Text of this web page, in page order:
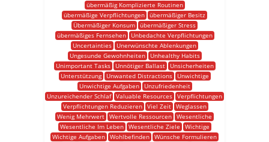
übermäßig Komplizierte Routinen
übermäßige Verpflichtungen übermäßiger Besitz
Übermäßiger Konsum übermäßiger Stress
übermäßiges Fernsehen
Unbedachte Verpflichtungen
Uncertainties
Unerwünschte Ablenkungen
Ungesunde Gewohnheiten
Unhealthy Habits
Unimportant Tasks
Unnötiger Ballast
Unsicherheiten
Unterstützung
Unwanted Distractions
Unwichtige
Unwichtige Aufgaben
Unzufriedenheit
Unzureichender Schlaf Valuable Resources Verpflichtungen
Verpflichtungen Reduzieren
Viel Zeit
Weglassen
Wenig Mehrwert Wertvolle Ressourcen Wesentliche
Wesentliche Im Leben
Wesentliche Ziele
Wichtige
Wichtige Aufgaben Wohlbefinden Wünsche Formulieren